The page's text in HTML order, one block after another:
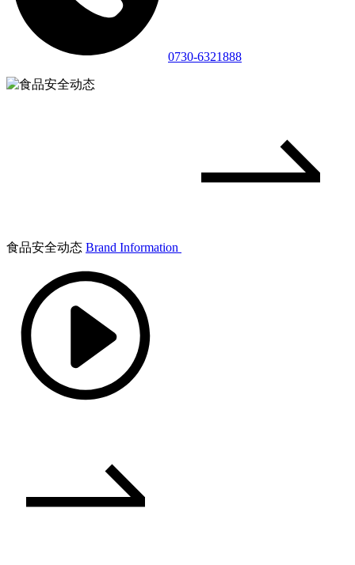
0730-6321888
食品安全动态 Brand Information